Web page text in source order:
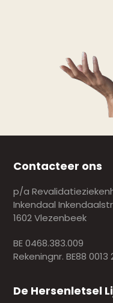
Contacteer ons
p/a
Inkendaal
1602 Vlezenbeek
BE 0468.383.009
Rekeningnr. BE88 0013
De Hersenletsel